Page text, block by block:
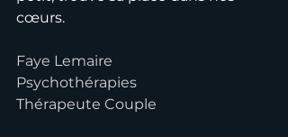
cœurs.
Faye Lemaire
Psychothérapies
Thérapeute Couple